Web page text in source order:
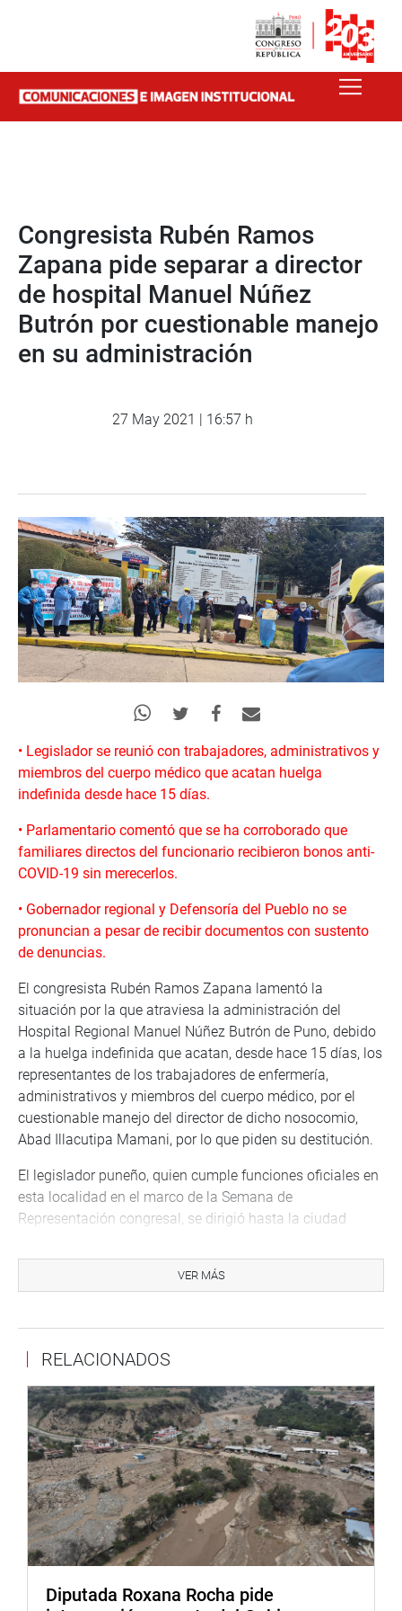
Congresista Rubén Ramos
Zapana pide separar a director
de hospital Manuel Núñez
Butrón por cuestionable manejo
en su administración
27 May 2021 | 16:57 h
• Legislador se reunió con trabajadores, administrativos y
miembros del cuerpo médico que acatan huelga
indefinida desde hace 15 días.
• Parlamentario comentó que se ha corroborado que
familiares directos del funcionario recibieron bonos anti-
COVID-19 sin merecerlos.
• Gobernador regional y Defensoría del Pueblo no se
pronuncian a pesar de recibir documentos con sustento
de denuncias.
El congresista Rubén Ramos Zapana lamentó la
situación por la que atraviesa la administración del
Hospital Regional Manuel Núñez Butrón de Puno, debido
a la huelga indefinida que acatan, desde hace 15 días, los
representantes de los trabajadores de enfermería,
administrativos y miembros del cuerpo médico, por el
cuestionable manejo del director de dicho nosocomio,
Abad Illacutipa Mamani, por lo que piden su destitución.
El legislador puneño, quien cumple funciones oficiales en
esta localidad en el marco de la Semana de
Representación congresal, se dirigió hasta la ciudad
los manifestantes, quienes le hicieron llegar documentos
que corroborarían el dudoso desempeño del titular del
Constitución comentó que los documentos alcanzados
por los protestantes se suman a otros hechos que su
despacho corroboró, respecto al controvertido accionar
del médico Illacutipa Mamani, referidos al otorgamiento
de bonos anti-COVID-19 para los familiares directos del
funcionario, cuando no les correspondían, por lo que se
mostró a favor de que sea separado del cargo.
“Es inconcebible que un personaje como el director de
este hospital tenga tantos cuestionamientos a su gestión
y hasta la fecha no sea removido de su cargo, lo que
afecta a miles de ciudadanos que sufren cada día con
VER MÁS
RELACIONADOS
Diputada Roxana Rocha pide